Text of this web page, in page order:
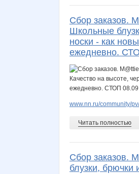
Сбор заказов.
Школьные
носки - как
ежедневно.
www.nn.ru/community/
Читать полностью
Сбор заказов.
блузки, брючки